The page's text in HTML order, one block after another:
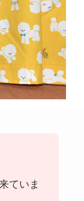
ていま